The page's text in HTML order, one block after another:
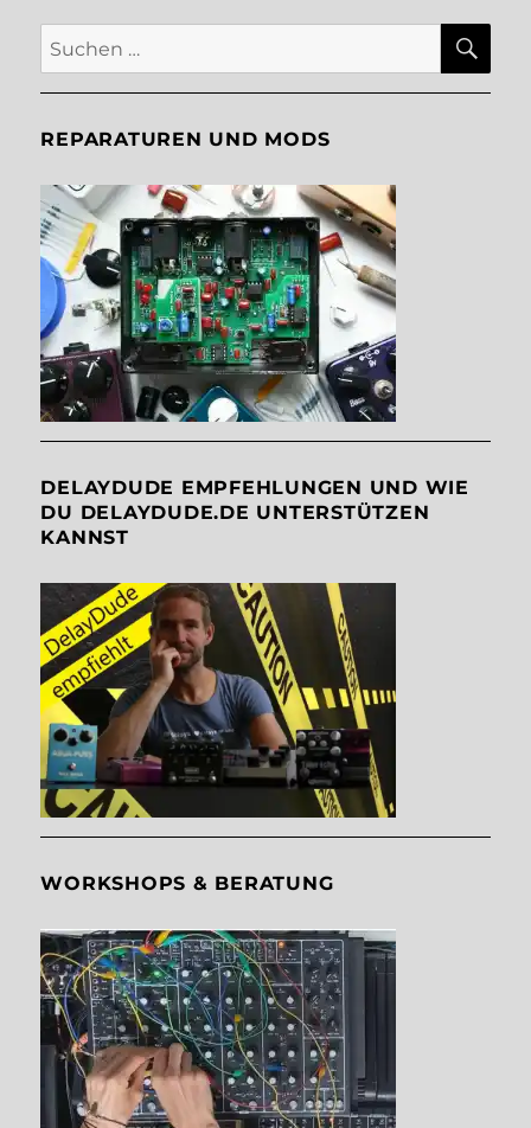
Suche
nach:
REPARATUREN UND MODS
DELAYDUDE EMPFEHLUNGEN UND WIE
DU DELAYDUDE.DE UNTERSTÜTZEN
KANNST
WORKSHOPS & BERATUNG